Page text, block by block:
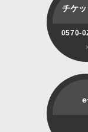
チケ
0570-